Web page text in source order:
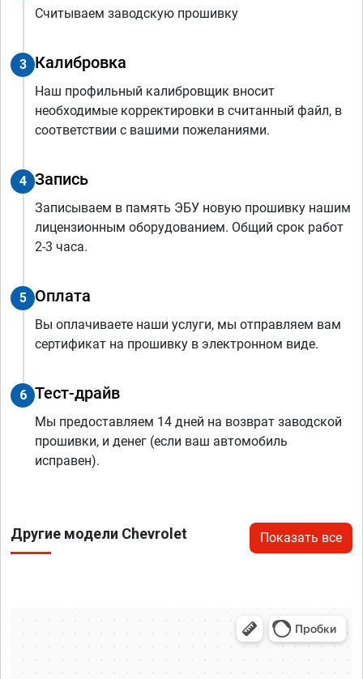
Считываем заводскую прошивку
3 Калибровка
Наш профильный калибровщик вносит
необходимые корректировки в считанный файл, в
соответствии с вашими пожеланиями.
4 Запись
Записываем в память ЭБУ новую прошивку нашим
лицензионным оборудованием. Общий срок работ
2-3 часа.
5 Оплата
Вы оплачиваете наши услуги, мы отправляем вам
сертификат на прошивку в электронном виде.
6 Тест-драйв
Мы предоставляем 14 дней на возврат заводской
прошивки, и денег (если ваш автомобиль
исправен).
Другие модели Chevrolet Показать все